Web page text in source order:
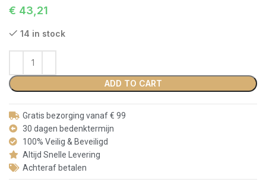
€ 43,21
14 in stock
ADD TO CART
Gratis bezorging vanaf € 99
30 dagen bedenktermijn
100% Veilig & Beveiligd
Altijd Snelle Levering
Achteraf betalen